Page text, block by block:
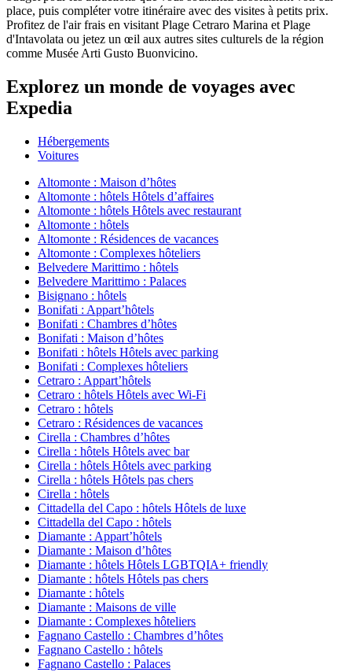
place, puis compléter votre itinéraire avec des visites à petits prix.
Profitez de l'air frais en visitant Plage Cetraro Marina et Plage
d'Intavolata ou jetez un œil aux autres sites culturels de la région
comme Musée Arti Gusto Buonvicino.
Explorez un monde de voyages avec
Expedia
Hébergements
Voitures
Altomonte : Maison d’hôtes
Altomonte : hôtels Hôtels d’affaires
Altomonte : hôtels Hôtels avec restaurant
Altomonte : hôtels
Altomonte : Résidences de vacances
Altomonte : Complexes hôteliers
Belvedere Marittimo : hôtels
Belvedere Marittimo : Palaces
Bisignano : hôtels
Bonifati : Appart’hôtels
Bonifati : Chambres d’hôtes
Bonifati : Maison d’hôtes
Bonifati : hôtels Hôtels avec parking
Bonifati : Complexes hôteliers
Cetraro : Appart’hôtels
Cetraro : hôtels Hôtels avec Wi-Fi
Cetraro : hôtels
Cetraro : Résidences de vacances
Cirella : Chambres d’hôtes
Cirella : hôtels Hôtels avec bar
Cirella : hôtels Hôtels avec parking
Cirella : hôtels Hôtels pas chers
Cirella : hôtels
Cittadella del Capo : hôtels Hôtels de luxe
Cittadella del Capo : hôtels
Diamante : Appart’hôtels
Diamante : Maison d’hôtes
Diamante : hôtels Hôtels LGBTQIA+ friendly
Diamante : hôtels Hôtels pas chers
Diamante : hôtels
Diamante : Maisons de ville
Diamante : Complexes hôteliers
Fagnano Castello : Chambres d’hôtes
Fagnano Castello : hôtels
Fagnano Castello : Palaces